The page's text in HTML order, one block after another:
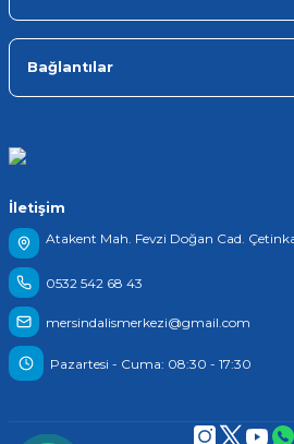
Bağlantılar
İletişim
Atakent Mah. Fevzi Doğan Cad.
0532 542 68 43
mersindalismerkezi@gmail.com
Pazartesi - Cuma: 08:30 - 17:30